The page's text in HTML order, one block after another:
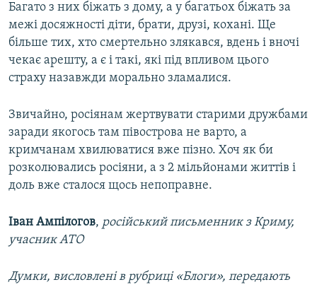
Багато з них біжать з дому, а у багатьох біжать за
межі досяжності діти, брати, друзі, кохані. Ще
більше тих, хто смертельно злякався, вдень і вночі
чекає арешту, а є і такі, які під впливом цього
страху назавжди морально зламалися.
Звичайно, росіянам жертвувати старими дружбами
заради якогось там півострова не варто, а
кримчанам хвилюватися вже пізно. Хоч як би
розколювались росіяни, а з 2 мільйонами життів і
доль вже сталося щось непоправне.
Іван Ампілогов, російський письменник з Криму,
учасник АТО
Думки, висловлені в рубриці «Блоги», передають